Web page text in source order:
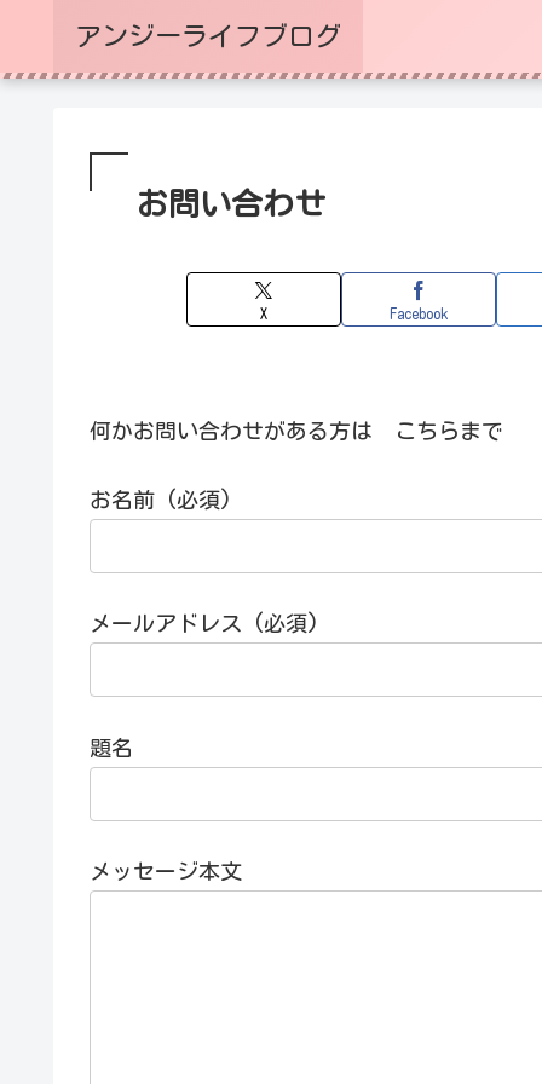
アンジーライフブログ
お問い合わせ
X Facebook
何かお問い合わせがある方は こちらまで
お名前 (必須)
メールアドレス (必須)
題名
メッセージ本文